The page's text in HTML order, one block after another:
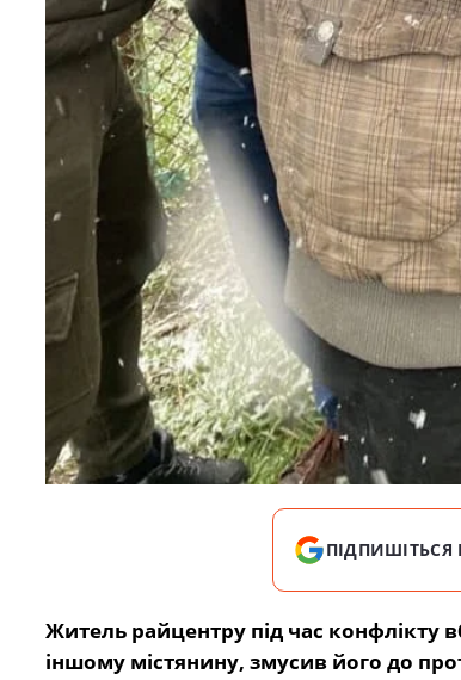
ПІДПИШІТЬСЯ
Житель райцентру під час
іншому містянину, змусив його до